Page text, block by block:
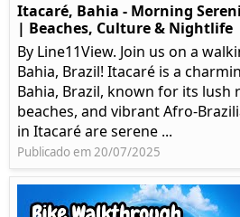
Itacaré, Bahia - Morning
| Beaches, Culture & Nightlife
By Line11View. Join us on a
Bahia, Brazil! Itacaré is a
Bahia, Brazil, known for its lush
beaches, and vibrant Afro-
in Itacaré are serene ...
Publicado em 20/07/2025